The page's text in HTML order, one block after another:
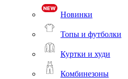
Новинки
Топы и футболки
Куртки и худи
Комбинезоны